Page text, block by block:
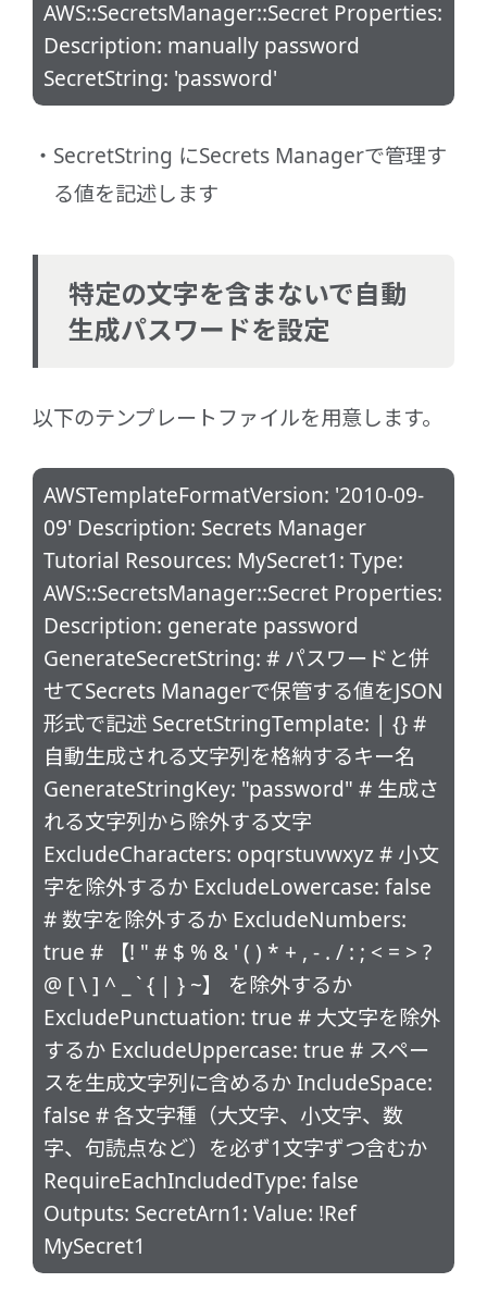
AWS::SecretsManager::Secret Properties:
Description: manually password
SecretString: 'password'
SecretString にSecrets Managerで管理す
る値を記述します
特定の文字を含まないで自動
生成パスワードを設定
以下のテンプレートファイルを用意します。
AWSTemplateFormatVersion: '2010-09-
09' Description: Secrets Manager
Tutorial Resources: MySecret1: Type:
AWS::SecretsManager::Secret Properties:
Description: generate password
GenerateSecretString: # パスワードと併
せてSecrets Managerで保管する値をJSON
形式で記述 SecretStringTemplate: | {} #
自動生成される文字列を格納するキー名
GenerateStringKey: "password" # 生成さ
れる文字列から除外する文字
ExcludeCharacters: opqrstuvwxyz # 小文
字を除外するか ExcludeLowercase: false
# 数字を除外するか ExcludeNumbers:
true # 【! " # $ % & ' ( ) * + , - . / : ; < = > ?
@ [ \ ] ^ _ ` { | } ~】 を除外するか
ExcludePunctuation: true # 大文字を除外
するか ExcludeUppercase: true # スペー
スを生成文字列に含めるか IncludeSpace:
false # 各文字種（大文字、小文字、数
字、句読点など）を必ず1文字ずつ含むか
RequireEachIncludedType: false
Outputs: SecretArn1: Value: !Ref
MySecret1